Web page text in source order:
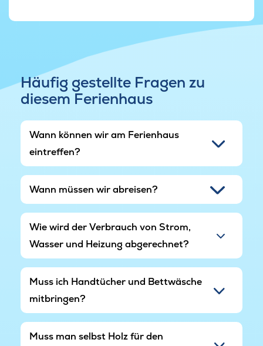
Häufig gestellte Fragen zu
diesem Ferienhaus
Wann können wir am Ferienhaus
eintreffen?
Wann müssen wir abreisen?
Wie wird der Verbrauch von Strom,
Wasser und Heizung abgerechnet?
Muss ich Handtücher und Bettwäsche
mitbringen?
Muss man selbst Holz für den